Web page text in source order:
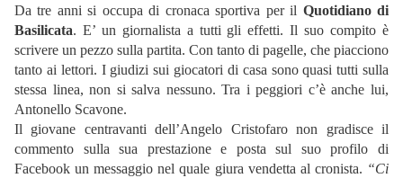
Da tre anni si occupa di cronaca sportiva per il Quotidiano di
Basilicata. E’ un giornalista a tutti gli effetti. Il suo compito è
scrivere un pezzo sulla partita. Con tanto di pagelle, che piacciono
tanto ai lettori. I giudizi sui giocatori di casa sono quasi tutti sulla
stessa linea, non si salva nessuno. Tra i peggiori c’è anche lui,
Antonello Scavone.
Il giovane centravanti dell’Angelo Cristofaro non gradisce il
commento sulla sua prestazione e posta sul suo profilo di
Facebook un messaggio nel quale giura vendetta al cronista. “Ci